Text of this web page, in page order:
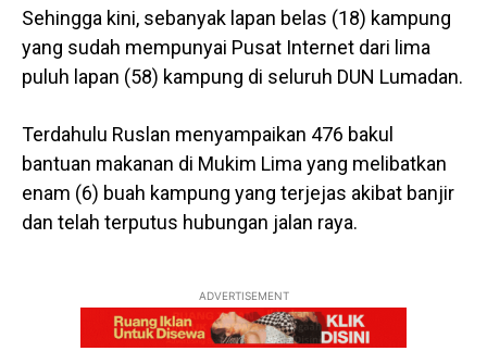
Sehingga kini, sebanyak lapan belas (18) kampung
yang sudah mempunyai Pusat Internet dari lima
puluh lapan (58) kampung di seluruh DUN Lumadan.
Terdahulu Ruslan menyampaikan 476 bakul
bantuan makanan di Mukim Lima yang melibatkan
enam (6) buah kampung yang terjejas akibat banjir
dan telah terputus hubungan jalan raya.
ADVERTISEMENT